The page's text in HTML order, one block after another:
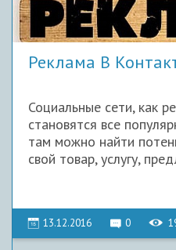
Реклама В
Социальные сети, как
становятся все
там можно найти
свой товар, услугу,
13.12.2016 0